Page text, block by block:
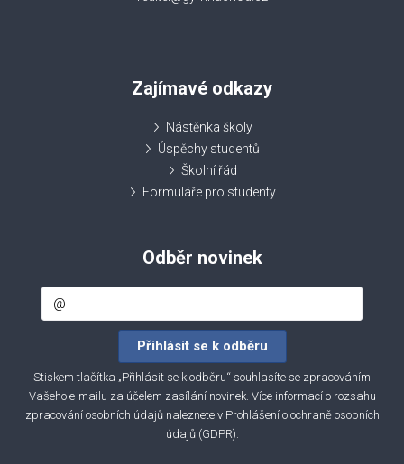
Zajímavé odkazy
Nástěnka školy
Úspěchy studentů
Školní řád
Formuláře pro studenty
Odběr novinek
Stiskem tlačítka „Přihlásit se k odběru“ souhlasíte se zpracováním
Vašeho e-mailu za účelem zasílání novinek. Více informací o rozsahu
zpracování osobních údajů naleznete v Prohlášení o ochraně osobních
údajů (GDPR).